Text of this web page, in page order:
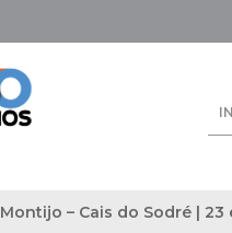
Montijo – Cais do Sodré | 23